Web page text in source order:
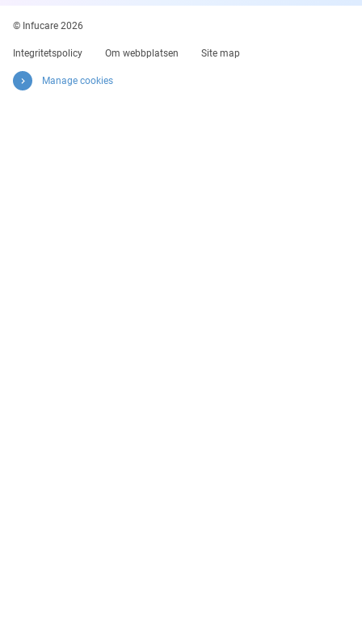
© Infucare 2026
Integritetspolicy Om webbplatsen Site map
Manage cookies